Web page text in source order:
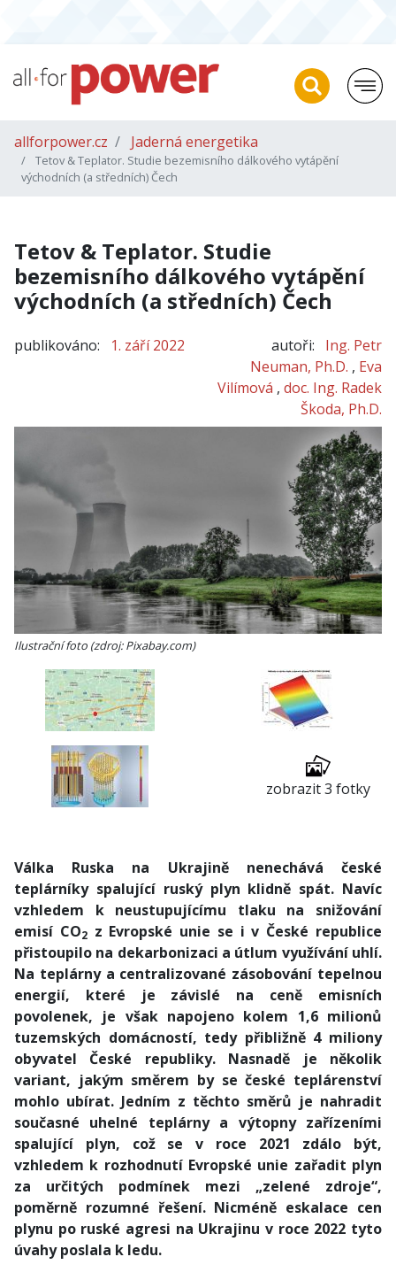
allforpower.cz Jaderná energetika
Tetov & Teplator. Studie bezemisního dálkového vytápění
východních (a středních) Čech
Tetov & Teplator. Studie
bezemisního dálkového vytápění
východních (a středních) Čech
publikováno: 1. září 2022 autoři:
Ing. Petr
Neuman, Ph.D. , Eva
Vilímová , doc. Ing. Radek
Škoda, Ph.D.
Ilustrační foto (zdroj: Pixabay.com)
zobrazit 3 fotky
Válka Ruska na Ukrajině nenechává české
teplárníky spalující ruský plyn klidně spát. Navíc
vzhledem k neustupujícímu tlaku na snižování
emisí CO2z Evropské unie se i v České republice
přistoupilo na dekarbonizaci a útlum využívání uhlí.
Na teplárny a centralizované zásobování tepelnou
energií, které je závislé na ceně emisních
povolenek, je však napojeno kolem 1,6 milionů
tuzemských domácností, tedy přibližně 4 miliony
obyvatel České republiky. Nasnadě je několik
variant, jakým směrem by se české teplárenství
mohlo ubírat. Jedním z těchto směrů je nahradit
současné uhelné teplárny a výtopny zařízeními
spalující plyn, což se v roce 2021 zdálo být,
vzhledem k rozhodnutí Evropské unie zařadit plyn
za určitých podmínek mezi „zelené zdroje“,
poměrně rozumné řešení. Nicméně eskalace cen
plynu po ruské agresi na Ukrajinu v roce 2022 tyto
úvahy poslala k ledu.